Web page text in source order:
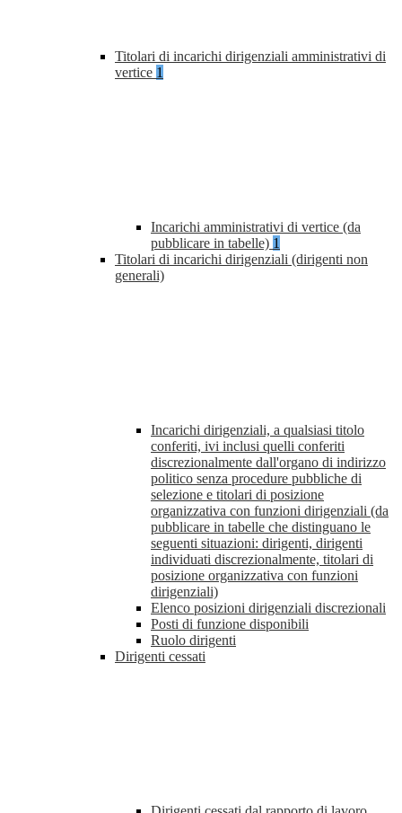
Titolari di incarichi dirigenziali amministrativi di
vertice 1
Incarichi amministrativi di vertice (da
pubblicare in tabelle) 1
Titolari di incarichi dirigenziali (dirigenti non
generali)
Incarichi dirigenziali, a qualsiasi titolo
conferiti, ivi inclusi quelli conferiti
discrezionalmente dall'organo di indirizzo
politico senza procedure pubbliche di
selezione e titolari di posizione
organizzativa con funzioni dirigenziali (da
pubblicare in tabelle che distinguano le
seguenti situazioni: dirigenti, dirigenti
individuati discrezionalmente, titolari di
posizione organizzativa con funzioni
dirigenziali)
Elenco posizioni dirigenziali discrezionali
Posti di funzione disponibili
Ruolo dirigenti
Dirigenti cessati